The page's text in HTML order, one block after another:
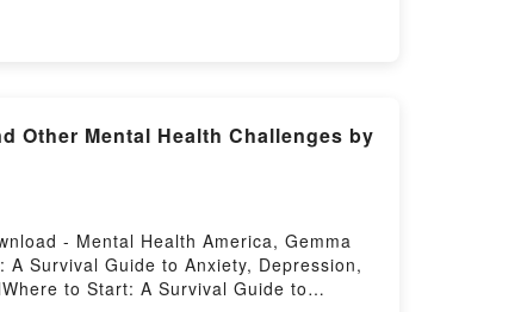
Other Mental Health Challenges by
- Mental Health America, Gemma
Survival Guide to Anxiety, Depression,
to Start: A Survival Guide to